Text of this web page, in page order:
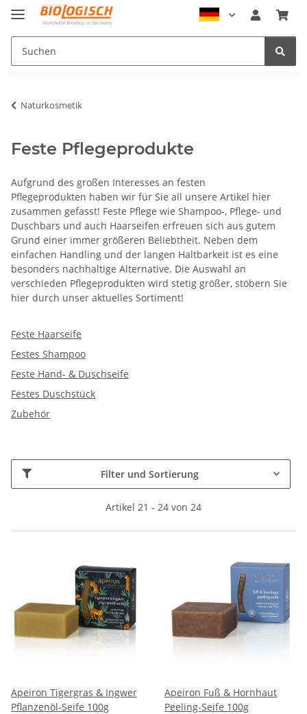
Naturkosmetik
Feste Pflegeprodukte
Aufgrund des großen Interesses an festen
Pflegeprodukten haben wir für Sie all unsere Artikel hier
zusammen gefasst! Feste Pflege wie Shampoo-, Pflege- und
Duschbars und auch Haarseifen erfreuen sich aus gutem
Grund einer immer größeren Beliebtheit. Neben dem
einfachen Handling und der langen Haltbarkeit ist es eine
besonders nachhaltige Alternative. Die Auswahl an
verschieden Pflegeprodukten wird stetig größer, stöbern Sie
hier durch unser aktuelles Sortiment!
Feste Haarseife
Festes Shampoo
Feste Hand- & Duschseife
Festes Duschstück
Zubehör
Filter und Sortierung
Artikel 21 - 24 von 24
Apeiron Tigergras & Ingwer
Pflanzenöl-Seife 100g
Apeiron Fuß & Hornhaut
Peeling-Seife 100g